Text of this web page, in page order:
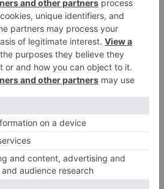
LO + VISTO
Matthew Brennan conquista el
Castillo y se viste de líder en el
estreno de la Vuelta a Burgos
calcina el tobogán del parque
infantil del Barrio del Pilar de
Seis proyectos de Burgos